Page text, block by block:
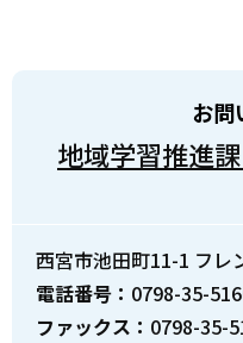
お問
地域学習推進
西宮市池田町11-1 フレ
電話番号： 0798-35-
ファックス： 0798-35-